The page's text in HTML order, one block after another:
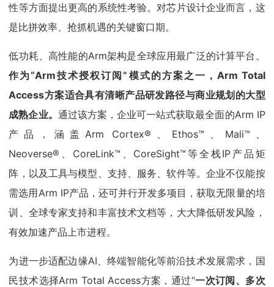
性等方面提出更高的系统性考验。对芯片设计企业而言，这
是比拼效率、抢抓机遇的关键窗口期。
低功耗、高性能的Arm架构是全球应用最广泛的计算平台。
作为“Arm技术授权订阅”模式的方案之一，Arm Total
Access方案适合具有清晰产品研发路径与商业规划的大型
成熟企业。 通过该方案，企业可一站式获取最全面的Arm IP
产品，涵盖Arm Cortex®、Ethos™、Mali™、
Neoverse®、CoreLink™、CoreSight™等全栈IP产品矩
阵，以及工具与模型、支持、服务、软件等。企业不仅能按
需选用Arm IP产品，还可并行开发多项目，获取无限量的培
训、全球专家支持和丰富技术文档等，大大降低研发风险，
有效加速产品上市进程。
为进一步适配边缘AI、终端智能化等前沿技术发展需求，国
民技术选择Arm Total Access方案，通过“一次订阅、多次